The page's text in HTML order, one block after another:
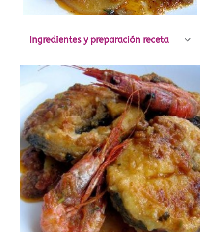
Ingredientes y preparación receta